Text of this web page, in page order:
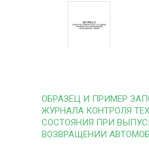
ОБРАЗЕЦ И ПРИМЕР
ЖУРНАЛА КОНТРОЛЯ
СОСТОЯНИЯ ПРИ
ВОЗВРАЩЕНИИ